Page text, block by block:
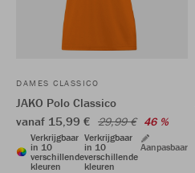
DAMES CLASSICO
JAKO Polo Classico
vanaf 15,99 € 29,99 € 46 %
Verkrijgbaar
in 10
verschillende
kleuren
Verkrijgbaar
in 10
verschillende
kleuren
Aanpasbaar